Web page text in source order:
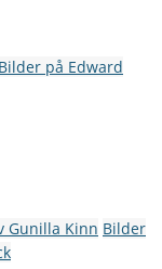
Bilder på Edward
Gunilla Kinn Bilder